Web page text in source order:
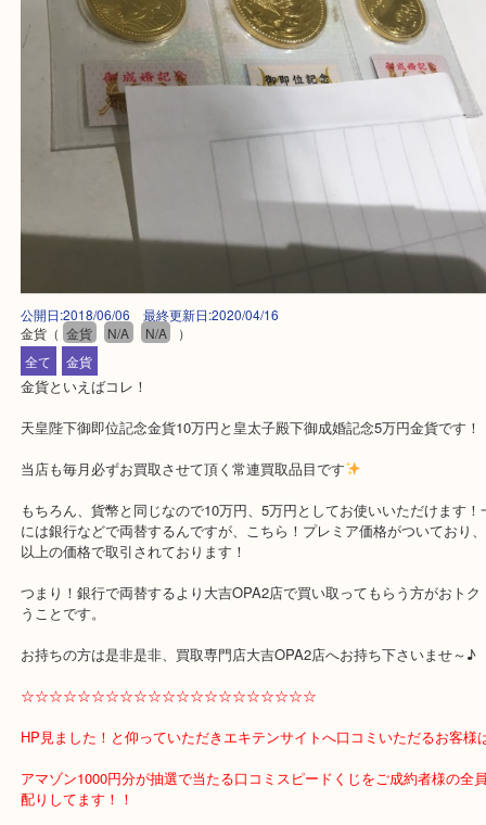
公開日:2018/06/06 最終更新日:2020/04/16
全て
金貨
金貨といえばコレ！
天皇陛下御即位記念金貨10万円と皇太子殿下御成婚記念5万円金貨
当店も毎月必ずお買取させて頂く常連買取品目です
には銀行などで両替するんですが、こちら！プレミア価格がついて
つまり！銀行で両替するより大吉OPA2店で買い取ってもらう方が
うことです。
お持ちの方は是非是非、買取専門店大吉OPA2店へお持ち下さいま